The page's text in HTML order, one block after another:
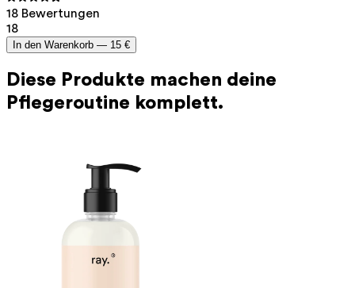
18 Bewertungen
18
In den Warenkorb — 15 €
Diese Produkte machen deine
Pflegeroutine komplett.